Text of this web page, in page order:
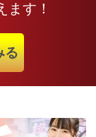
ます！
る